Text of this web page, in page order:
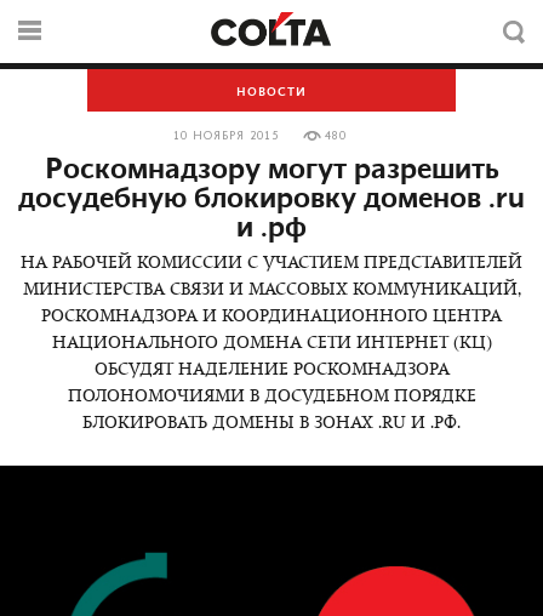
НОВОСТИ
10 НОЯБРЯ 2015 480
Роскомнадзору могут разрешить
досудебную блокировку доменов .ru
и .рф
НА РАБОЧЕЙ КОМИССИИ С УЧАСТИЕМ ПРЕДСТАВИТЕЛЕЙ
МИНИСТЕРСТВА СВЯЗИ И МАССОВЫХ КОММУНИКАЦИЙ,
РОСКОМНАДЗОРА И КООРДИНАЦИОННОГО ЦЕНТРА
НАЦИОНАЛЬНОГО ДОМЕНА СЕТИ ИНТЕРНЕТ (КЦ)
ОБСУДЯТ НАДЕЛЕНИЕ РОСКОМНАДЗОРА
ПОЛОНОМОЧИЯМИ В ДОСУДЕБНОМ ПОРЯДКЕ
БЛОКИРОВАТЬ ДОМЕНЫ В ЗОНАХ .RU И .РФ.